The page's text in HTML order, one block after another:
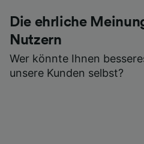
Die ehrliche
Nutzern
Wer könnte Ihnen
unsere Kunden selbst?